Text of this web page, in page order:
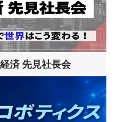
済 先見社長会